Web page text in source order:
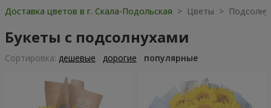
Доставка цветов в г. Скала-Подольская > Цветы >
Букеты с подсолнухами
Cортировка: дешевые дорогие популярные